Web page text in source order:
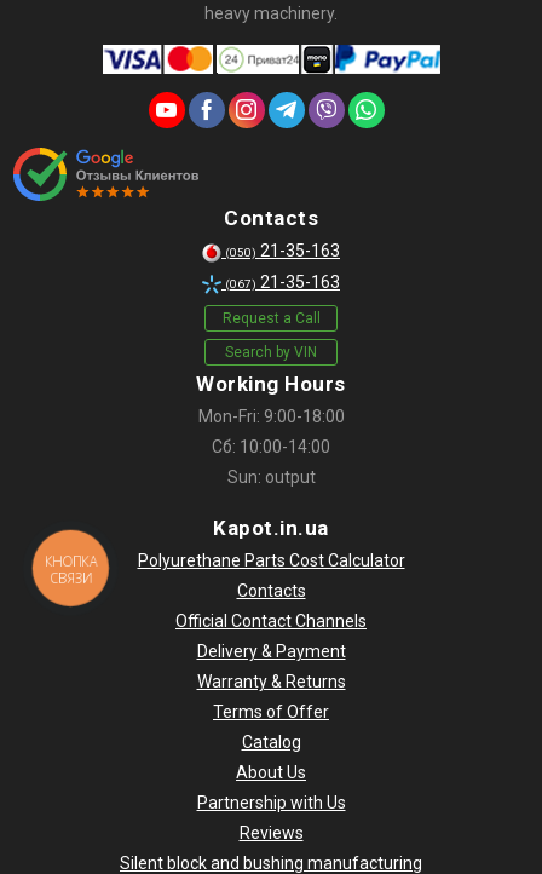
heavy machinery.
Contacts
(050) 21-35-163
(067) 21-35-163
Request a Call
Search by VIN
Working Hours
Mon-Fri: 9:00-18:00
Сб: 10:00-14:00
Sun: output
Kapot.in.ua
Polyurethane Parts Cost Calculator
Contacts
Official Contact Channels
Delivery & Payment
Warranty & Returns
Terms of Offer
Catalog
About Us
Partnership with Us
Reviews
Silent block and bushing manufacturing
КНОПКА
СВЯЗИ